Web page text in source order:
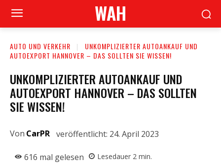
WAH
AUTO UND VERKEHR
UNKOMPLIZIERTER AUTOANKAUF UND
AUTOEXPORT HANNOVER – DAS SOLLTEN SIE WISSEN!
UNKOMPLIZIERTER AUTOANKAUF UND
AUTOEXPORT HANNOVER – DAS SOLLTEN
SIE WISSEN!
Von CarPR veröffentlicht: 24. April 2023
616 mal gelesen Lesedauer 2 min.